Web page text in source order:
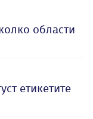
области
етикетите